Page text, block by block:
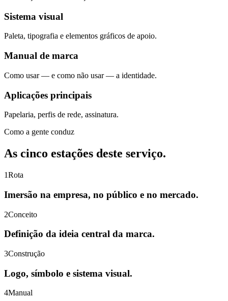
Sistema visual
Paleta, tipografia e elementos gráficos de apoio.
Manual de marca
Como usar — e como não usar — a identidade.
Aplicações principais
Papelaria, perfis de rede, assinatura.
Como a gente conduz
As cinco estações deste serviço.
1Rota
Imersão na empresa, no público e no mercado.
2Conceito
Definição da ideia central da marca.
3Construção
Logo, símbolo e sistema visual.
4Manual